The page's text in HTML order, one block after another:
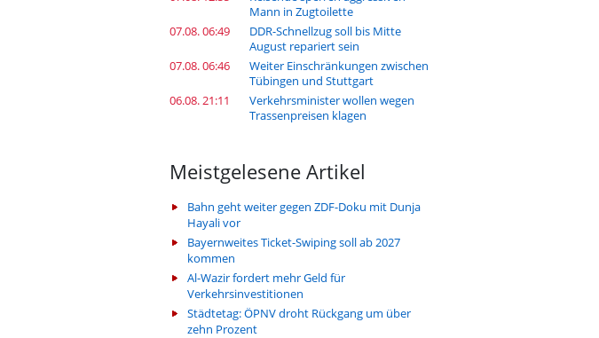
Mann in Zugtoilette
07.08. 06:49
DDR-Schnellzug soll bis Mitte
August repariert sein
07.08. 06:46
Weiter Einschränkungen zwischen
Tübingen und Stuttgart
06.08. 21:11
Verkehrsminister wollen wegen
Trassenpreisen klagen
Meistgelesene Artikel
Bahn geht weiter gegen ZDF-Doku mit Dunja
Hayali vor
Bayernweites Ticket-Swiping soll ab 2027
kommen
Al-Wazir fordert mehr Geld für
Verkehrsinvestitionen
Städtetag: ÖPNV droht Rückgang um über
zehn Prozent